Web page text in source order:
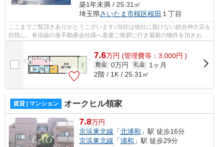
築1年未満 / 25.31㎡
埼玉県さいたま市桜区桜田 １丁目
ここまでご覧頂きありがとうございます♪当社は他社に負けない総合仲介店を
目指し、各沿線の各不動産会社様へ直接ご挨拶に行き最新の物件を頂きお客
7.6万円 (管理費等：3,000円 )
敷金 0万円 礼金
1ヶ月
2階 / 1K / 25.31㎡
賃貸 | マンション オークヒル領家
7.8万円
京浜東北線 「北浦和 」駅 徒歩16分
京浜東北線 「浦和 」駅 徒歩29分